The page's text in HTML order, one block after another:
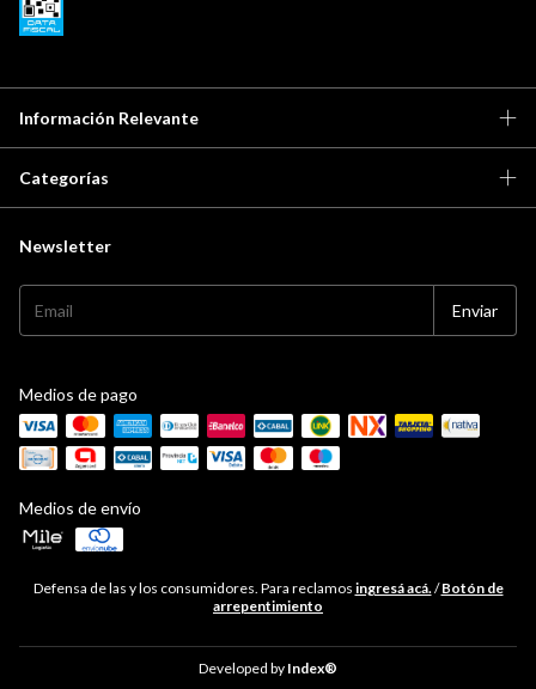
Información Relevante
Categorías
Newsletter
Medios de pago
Medios de envío
Defensa de las y los consumidores. Para reclamos ingresá acá./ Botón de
arrepentimiento
Developed by Index®